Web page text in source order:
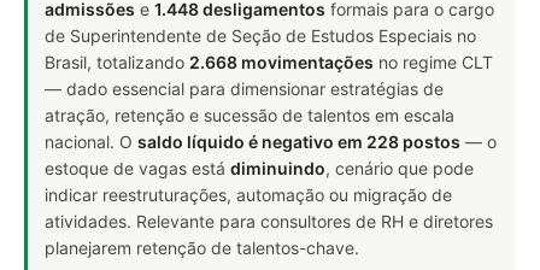
admissões e 1.448 desligamentos formais para o cargo
de Superintendente de Seção de Estudos Especiais no
Brasil, totalizando 2.668 movimentações no regime CLT
— dado essencial para dimensionar estratégias de
atração, retenção e sucessão de talentos em escala
nacional. O saldo líquido é negativo em 228 postos — o
estoque de vagas está diminuindo, cenário que pode
indicar reestruturações, automação ou migração de
atividades. Relevante para consultores de RH e diretores
planejarem retenção de talentos-chave.